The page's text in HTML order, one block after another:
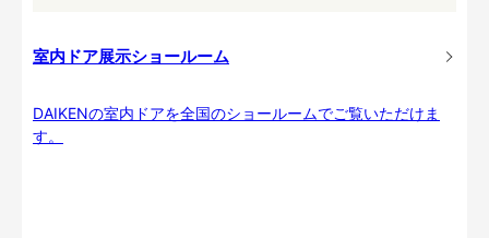
室内ドア展示ショールーム
DAIKENの室内ドアを全国のショールームでご覧いただけま
す。